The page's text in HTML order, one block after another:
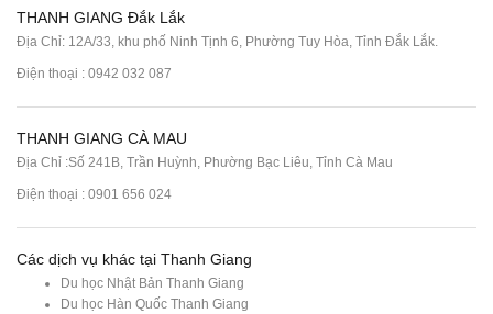
THANH GIANG Đắk Lắk
Địa Chỉ: 12A/33, khu phố Ninh Tịnh 6, Phường Tuy Hòa, Tỉnh Đắk Lắk.
Điện thoại : 0942 032 087
THANH GIANG CÀ MAU
Địa Chỉ :Số 241B, Trần Huỳnh, Phường Bạc Liêu, Tỉnh Cà Mau
Điện thoại : 0901 656 024
Các dịch vụ khác tại Thanh Giang
Du học Nhật Bản Thanh Giang
Du học Hàn Quốc Thanh Giang